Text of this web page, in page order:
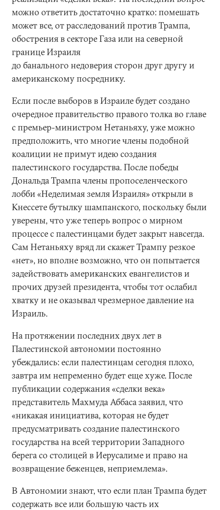
можно ответить достаточно кратко: помешать
может все, от расследований против Трампа,
обострения в секторе Газа или на северной
границе Израиля
до банального недоверия сторон друг другу и
американскому посреднику.
Если после выборов в Израиле будет создано
очередное правительство правого толка во главе
с премьер-министром Нетаньяху, уже можно
предположить, что многие члены подобной
коалиции не примут идею создания
палестинского государства. После победы
Дональда Трампа члены пропоселенческого
лобби «Неделимая земля Израиля» открыли в
Кнессете бутылку шампанского, поскольку были
уверены, что уже теперь вопрос о мирном
процессе с палестинцами будет закрыт навсегда.
Сам Нетаньяху вряд ли скажет Трампу резкое
«нет», но вполне возможно, что он попытается
задействовать американских евангелистов и
прочих друзей президента, чтобы тот ослабил
хватку и не оказывал чрезмерное давление на
Израиль.
На протяжении последних двух лет в
Палестинской автономии постоянно
убеждались: если палестинцам сегодня плохо,
завтра им непременно будет еще хуже. После
публикации содержания «сделки века»
представитель Махмуда Аббаса заявил, что
«никакая инициатива, которая не будет
предусматривать создание палестинского
государства на всей территории Западного
берега со столицей в Иерусалиме и право на
возвращение беженцев, неприемлема».
В Автономии знают, что если план Трампа будет
содержать все или большую часть их